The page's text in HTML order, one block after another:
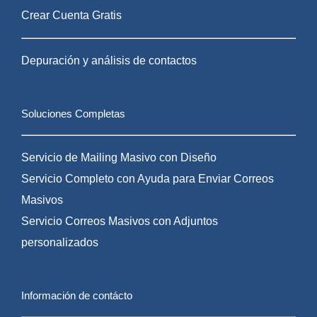
Crear Cuenta Gratis
Depuración y análisis de contactos
Soluciones Completas
Servicio de Mailing Masivo con Diseño
Servicio Completo con Ayuda para Enviar Correos
Masivos
Servicio Correos Masivos con Adjuntos
personalizados
Información de contácto